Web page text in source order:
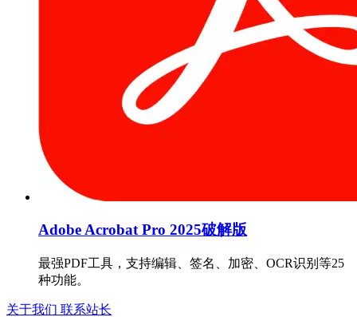
Adobe Acrobat Pro 2025破解版
最强PDF工具，支持编辑、签名、加密、OCR识别等25
种功能。
关于我们 联系站长